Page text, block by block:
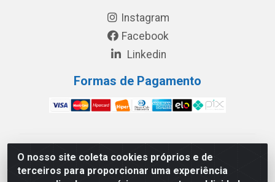
O nosso site coleta cookies próprios e de
terceiros para proporcionar uma experiência
Instagram
Facebook
Linkedin
Formas de Pagamento
América Latina Indústria e Comércio de Vidros LTDA -
CNPJ 19.813.045/0001-03 - Rua Carlos Drummond de
Andrade, 151 Núcleo Industrial III – Cascavel/PR - CEP